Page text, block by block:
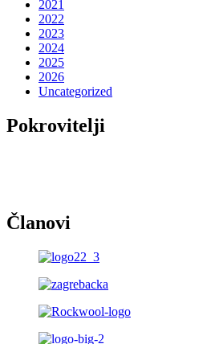
2021
2022
2023
2024
2025
2026
Uncategorized
Pokrovitelji
Članovi